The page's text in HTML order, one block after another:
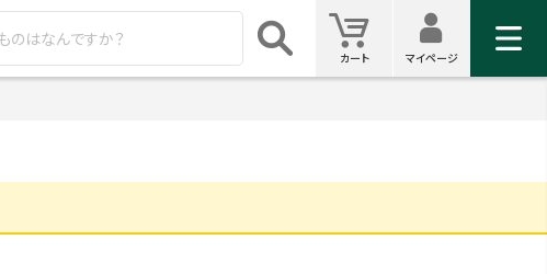
カート
カート
マイ
マイページ